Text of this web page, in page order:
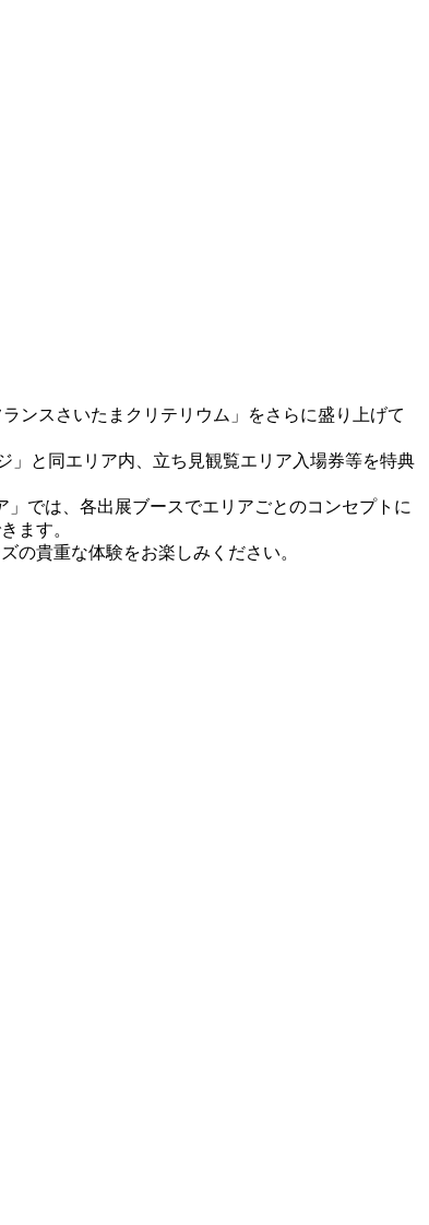
ンスさいたまクリテリウム」をさらに盛り上げて
」と同エリア内、立ち見観覧エリア入場券等を特典
では、各出展ブースでエリアごとのコンセプトに
ます。
の貴重な体験をお楽しみください。